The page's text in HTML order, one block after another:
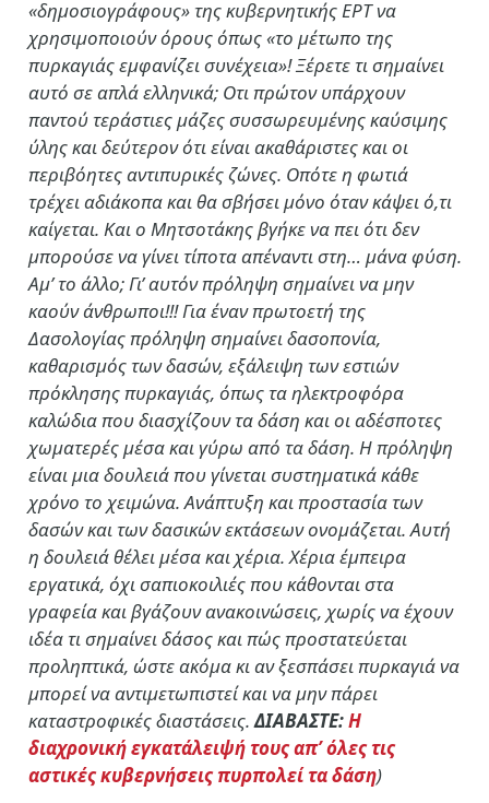
«δημοσιογράφους» της κυβερνητικής ΕΡΤ να
χρησιμοποιούν όρους όπως «το μέτωπο της
πυρκαγιάς εμφανίζει συνέχεια»! Ξέρετε τι σημαίνει
αυτό σε απλά ελληνικά; Οτι πρώτον υπάρχουν
παντού τεράστιες μάζες συσσωρευμένης καύσιμης
ύλης και δεύτερον ότι είναι ακαθάριστες και οι
περιβόητες αντιπυρικές ζώνες. Οπότε η φωτιά
τρέχει αδιάκοπα και θα σβήσει μόνο όταν κάψει ό,τι
καίγεται. Και ο Μητσοτάκης βγήκε να πει ότι δεν
μπορούσε να γίνει τίποτα απέναντι στη… μάνα φύση.
Αμ’ το άλλο; Γι’ αυτόν πρόληψη σημαίνει να μην
καούν άνθρωποι!!! Για έναν πρωτοετή της
Δασολογίας πρόληψη σημαίνει δασοπονία,
καθαρισμός των δασών, εξάλειψη των εστιών
πρόκλησης πυρκαγιάς, όπως τα ηλεκτροφόρα
καλώδια που διασχίζουν τα δάση και οι αδέσποτες
χωματερές μέσα και γύρω από τα δάση. Η πρόληψη
είναι μια δουλειά που γίνεται συστηματικά κάθε
χρόνο το χειμώνα. Ανάπτυξη και προστασία των
δασών και των δασικών εκτάσεων ονομάζεται. Αυτή
η δουλειά θέλει μέσα και χέρια. Χέρια έμπειρα
εργατικά, όχι σαπιοκοιλιές που κάθονται στα
γραφεία και βγάζουν ανακοινώσεις, χωρίς να έχουν
ιδέα τι σημαίνει δάσος και πώς προστατεύεται
προληπτικά, ώστε ακόμα κι αν ξεσπάσει πυρκαγιά να
μπορεί να αντιμετωπιστεί και να μην πάρει
καταστροφικές διαστάσεις.ΔΙΑΒΑΣΤΕ:Η
διαχρονική εγκατάλειψή τους απ’ όλες τις
αστικές κυβερνήσεις πυρπολεί τα δάση)